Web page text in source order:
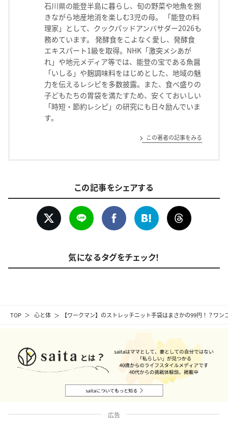
TOP 心と体 【ワークマン】のストレッチニット手袋はまさかの99円！？ワ
石川県の能登半島に暮らし、旬の野菜や地魚を捌
きながら地産地消を楽しむ3児の母。 「能登の料
理家」として、クックパッドアンバサダー2026も
務めています。 発酵食をこよなく愛し、発酵食
エキスパート1級を取得。NHK「激突メシあが
れ」や地元メディア等では、能登の宝である魚醤
「いしる」や麹調味料をはじめとした、地域の魅
力を伝えるレシピを多数披露。また、食べ盛りの
子どもたちの胃袋を満たすため、安くておいしい
「時短・節約レシピ」の研究にも日々励んでいま
す。
この著者の記事をみる
この記事をシェアする
気になるタグをチェック！
広告